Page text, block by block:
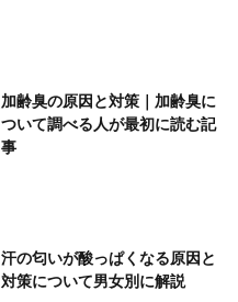
加齢臭の原因と対策｜加齢臭に
ついて調べる人が最初に読む記
事
汗の匂いが酸っぱくなる原因と
対策について男女別に解説